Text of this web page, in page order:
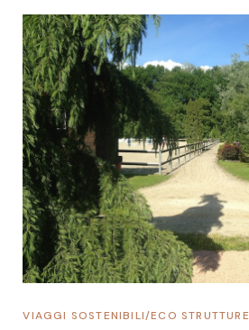
ECO STRUTTURE
/
VIAGGI SOSTENIBILI